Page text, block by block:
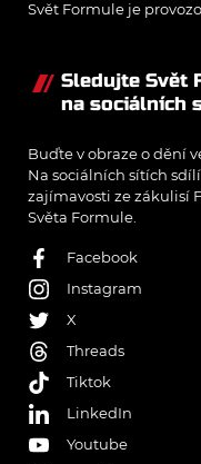
Svět Formule je
Sledujte Svět
na sociálních
Buďte v obraze o dění
Na sociálních sítích
zajímavosti ze zákulisí
Světa Formule.
Facebook
Instagram
X
Threads
Tiktok
LinkedIn
Youtube